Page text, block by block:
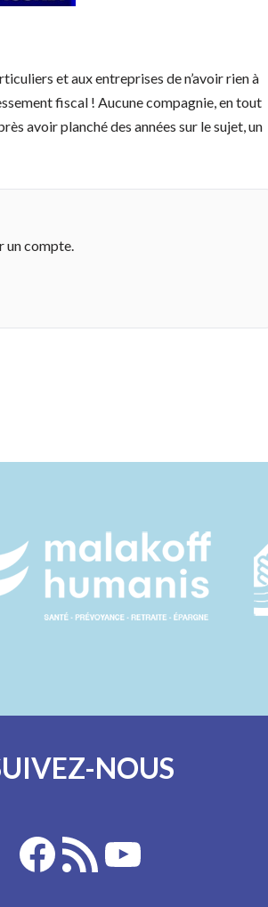
et aux entreprises de n’avoir rien à
fiscal ! Aucune compagnie, en tout
avoir planché des années sur le sujet, un
un compte.
NOUS